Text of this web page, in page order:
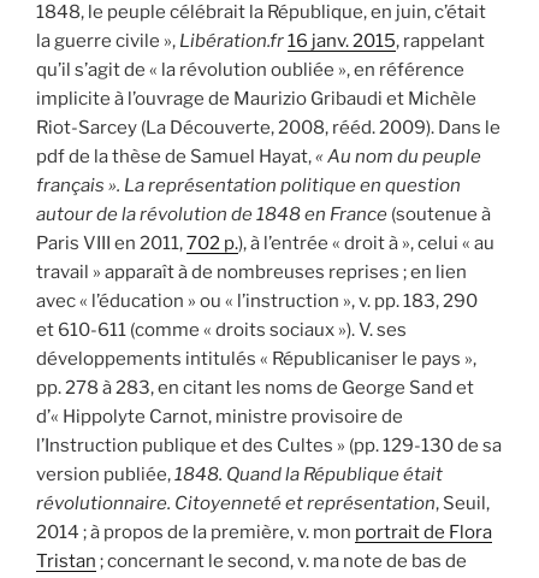
1848, le peuple célébrait la République, en juin, c’était
la guerre civile », Libération.fr16 janv. 2015, rappelant
qu’il s’agit de « la révolution oubliée », en référence
implicite à l’ouvrage de Maurizio Gribaudi et Michèle
Riot-Sarcey (La Découverte, 2008, rééd. 2009). Dans le
pdf de la thèse de Samuel Hayat,« Au nom du peuple
français ». La représentation politique en question
autour de la révolution de 1848 en France (soutenue à
Paris VIII en 2011,702 p.), à l’entrée « droit à », celui « au
travail » apparaît à de nombreuses reprises ; en lien
avec « l’éducation » ou « l’instruction », v. pp. 183, 290
et 610-611 (comme « droits sociaux »). V. ses
développements intitulés « Républicaniser le pays »,
pp. 278 à 283, en citant les noms de George Sand et
d’« Hippolyte Carnot, ministre provisoire de
l’Instruction publique et des Cultes » (pp. 129-130 de sa
version publiée,1848. Quand la République était
révolutionnaire. Citoyenneté et représentation, Seuil,
2014 ; à propos de la première, v. mon portrait de Flora
Tristan ; concernant le second, v. ma note de bas de